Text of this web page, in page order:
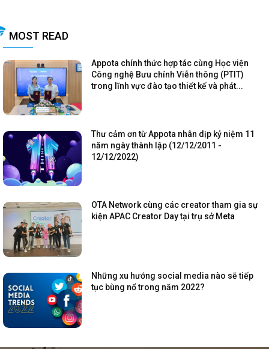
MOST READ
Appota chính thức hợp tác cùng Học viện
Công nghệ Bưu chính Viễn thông (PTIT)
trong lĩnh vực đào tạo thiết kế và phát...
Thư cảm ơn từ Appota nhân dịp kỷ niệm 11
năm ngày thành lập (12/12/2011 -
12/12/2022)
OTA Network cùng các creator tham gia sự
kiện APAC Creator Day tại trụ sở Meta
Những xu hướng social media nào sẽ tiếp
tục bùng nổ trong năm 2022?